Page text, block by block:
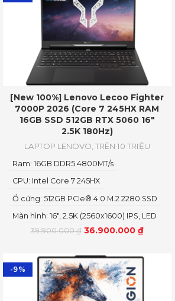
[New 100%] Lenovo Lecoo Fighter
7000P 2026 (Core 7 245HX RAM
16GB SSD 512GB RTX 5060 16″
2.5K 180Hz)
LAPTOP LENOVO TRÊN 10 TRIỆU
39.900.000₫ 36.900.000 ₫
Màn hình: 16″, 2.5K (2560x1600) IPS, LED
Ổ cứng: 512GB PCIe® 4.0 M.2 2280 SSD
CPU: Intel Core 7 245HX
Ram: 16GB DDR5 4800MT/s
-9%